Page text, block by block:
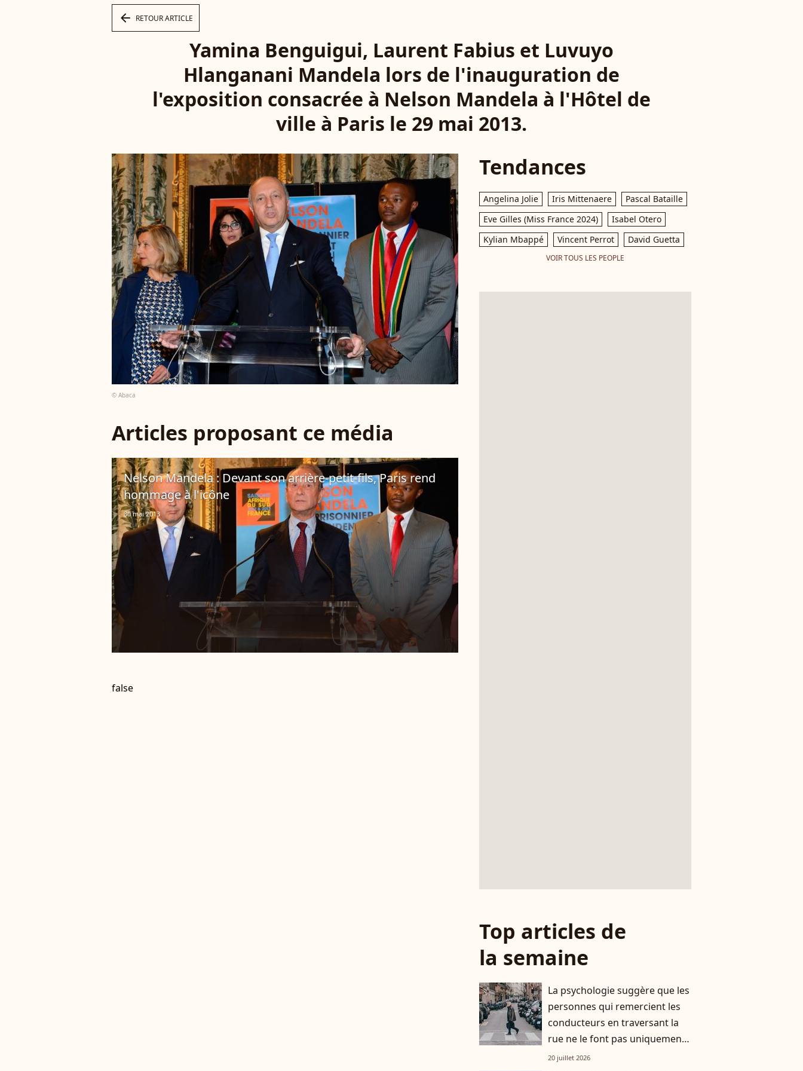
arrow_left RETOUR ARTICLE
Yamina Benguigui, Laurent Fabius et Luvuyo
Hlanganani Mandela lors de l'inauguration de
l'exposition consacrée à Nelson Mandela à l'Hôtel de
ville à Paris le 29 mai 2013.
© Abaca
Articles proposant ce média
Nelson Mandela : Devant son arrière-petit-fils, Paris rend
hommage à l'icône
30 mai 2013
false
Tendances
Angelina Jolie Iris Mittenaere
Pascal Bataille
Eve Gilles (Miss France 2024)
Isabel Otero
Kylian Mbappé
Vincent Perrot David Guetta
VOIR TOUS LES PEOPLE
Top articles de
la semaine
La psychologie suggère que les
personnes qui remercient les
conducteurs en traversant la
rue ne le font pas uniquement
par gratitude
20 juillet 2026